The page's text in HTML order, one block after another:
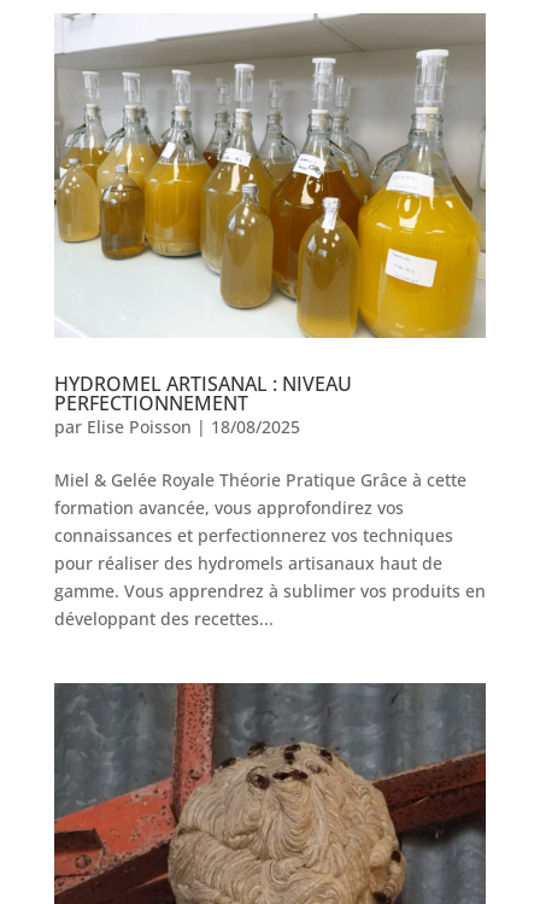
HYDROMEL ARTISANAL : NIVEAU
PERFECTIONNEMENT
par Elise Poisson | 18/08/2025
Miel & Gelée Royale Théorie Pratique Grâce à cette
formation avancée, vous approfondirez vos
connaissances et perfectionnerez vos techniques
pour réaliser des hydromels artisanaux haut de
gamme. Vous apprendrez à sublimer vos produits en
développant des recettes...